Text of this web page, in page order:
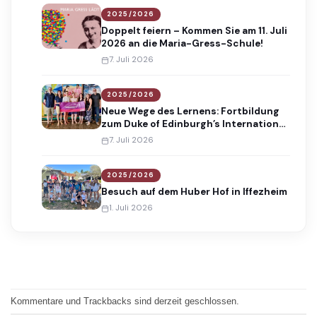
2025/2026
Doppelt feiern – Kommen Sie am 11. Juli
2026 an die Maria-Gress-Schule!
7. Juli 2026
2025/2026
Neue Wege des Lernens: Fortbildung
zum Duke of Edinburgh’s International
Award
7. Juli 2026
2025/2026
Besuch auf dem Huber Hof in Iffezheim
1. Juli 2026
Kommentare und Trackbacks sind derzeit geschlossen.